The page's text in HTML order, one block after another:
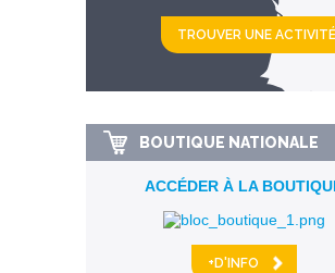
et
km alentour
BOUTIQUE NATIONALE
ACCÉDER À LA
+D'INFO